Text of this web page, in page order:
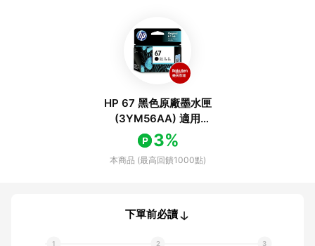
HP 67 黑色原廠墨水匣
(3YM56AA) 適用
6020/6420/1212/2332/2722/2723/4120
3%
本商品 (最高回饋1000點)
下單前必讀